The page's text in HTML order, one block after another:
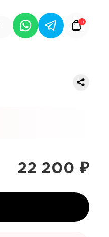
0
22 200₽